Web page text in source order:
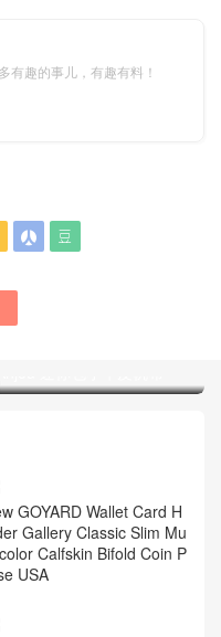
有趣的事儿，有趣有料！
 
GOYARD Wallet Card H
Gallery Classic Slim Mu
Calfskin Bifold Coin P
USA